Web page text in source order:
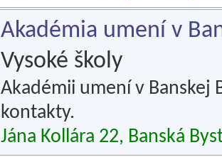
Akadémia umení v
Vysoké školy
Akadémii umení v Banskej
kontakty.
Jána Kollára 22, Banská